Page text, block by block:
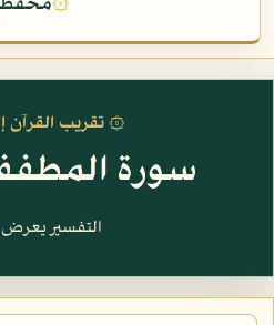
۞ تقريب القرآن
سورة
التفسير يعرض